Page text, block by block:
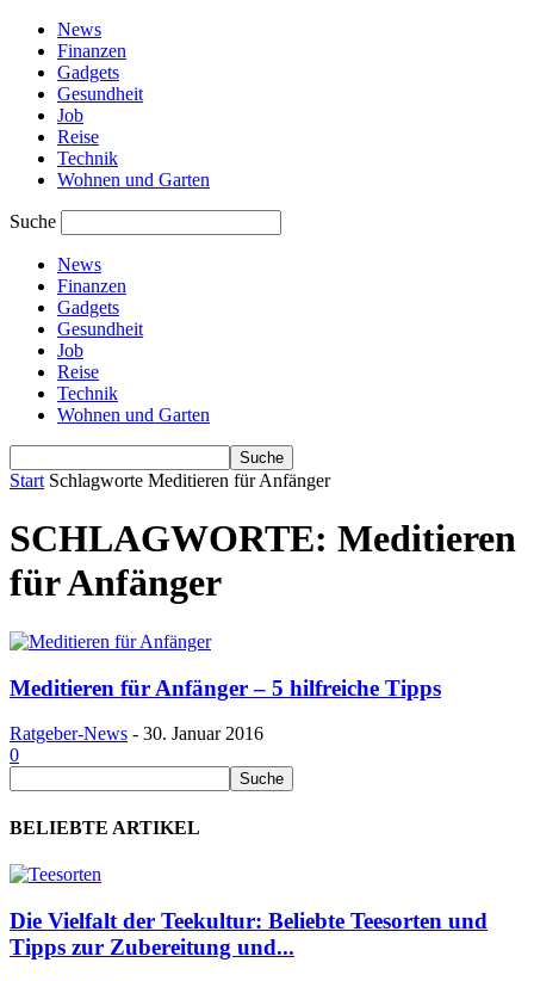
News
Finanzen
Gadgets
Gesundheit
Job
Reise
Technik
Wohnen und Garten
Suche
News
Finanzen
Gadgets
Gesundheit
Job
Reise
Technik
Wohnen und Garten
Start Schlagworte Meditieren für Anfänger
SCHLAGWORTE: Meditieren
für Anfänger
Meditieren für Anfänger – 5 hilfreiche Tipps
Ratgeber-News - 30. Januar 2016
0
BELIEBTE ARTIKEL
Die Vielfalt der Teekultur: Beliebte Teesorten und
Tipps zur Zubereitung und...